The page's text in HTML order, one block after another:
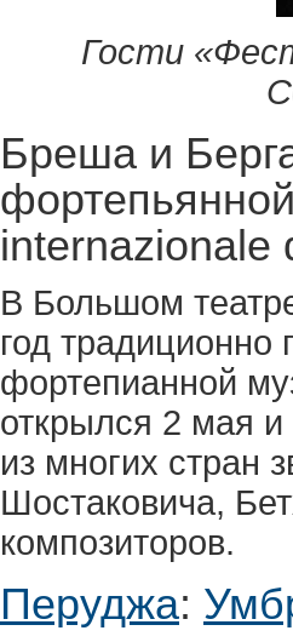
Гости
Бреша и
internazionale
В Большом
год традиционно
фортепианной
открылся 2 мая
из многих стран
Шостаковича,
композиторов.
Перуджа: